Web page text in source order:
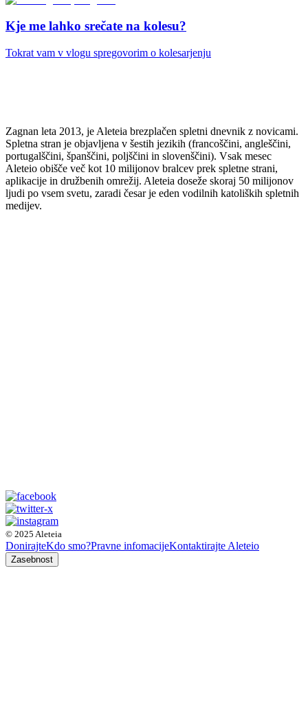
Kje me lahko srečate na kolesu?
Tokrat vam v vlogu spregovorim o kolesarjenju
Zagnan leta 2013, je Aleteia brezplačen spletni dnevnik z novicami.
Spletna stran je objavljena v šestih jezikih (francoščini, angleščini,
portugalščini, španščini, poljščini in slovenščini). Vsak mesec
Aleteio obišče več kot 10 milijonov bralcev prek spletne strani,
aplikacije in družbenih omrežij. Aleteia doseže skoraj 50 milijonov
ljudi po vsem svetu, zaradi česar je eden vodilnih katoliških spletnih
medijev.
© 2025 Aleteia
DonirajteKdo smo?Pravne infomacijeKontaktirajte Aleteio
Zasebnost